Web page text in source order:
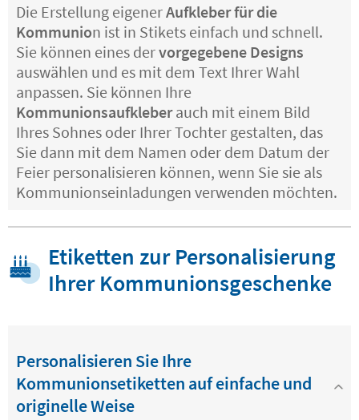
Die Erstellung eigenerAufkleber für die
Kommunion ist in Stikets einfach und schnell.
Sie können eines dervorgegebene Designs
auswählen und es mit dem Text Ihrer Wahl
anpassen. Sie können Ihre
Kommunionsaufkleberauch mit einem Bild
Ihres Sohnes oder Ihrer Tochter gestalten, das
Sie dann mit dem Namen oder dem Datum der
Feier personalisieren können, wenn Sie sie als
Kommunionseinladungen verwenden möchten.
Etiketten zur Personalisierung
Ihrer Kommunionsgeschenke
Personalisieren Sie Ihre
Kommunionsetiketten auf einfache und
originelle Weise